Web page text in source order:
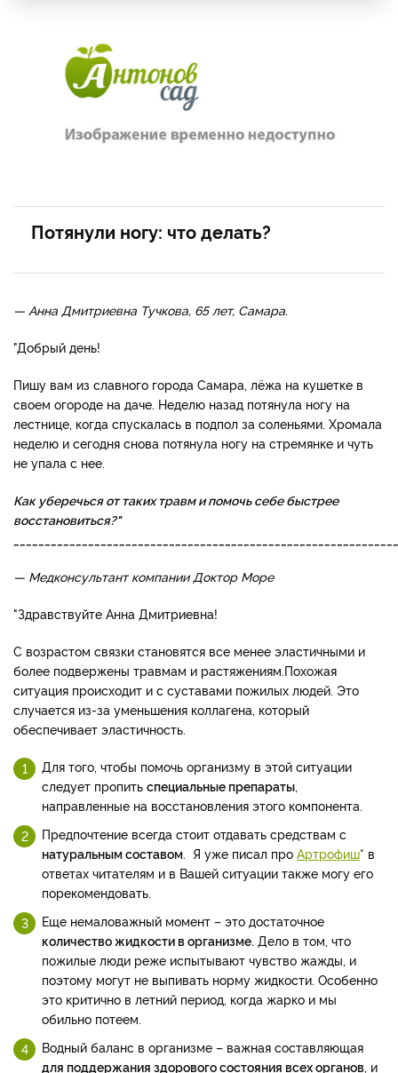
Потянули ногу: что делать?
— Анна Дмитриевна Тучкова, 65 лет, Самара.
"Добрый день!
Пишу вам из славного города Самара, лёжа на кушетке в
своем огороде на даче. Неделю назад потянула ногу на
лестнице, когда спускалась в подпол за соленьями. Хромала
неделю и сегодня снова потянула ногу на стремянке и чуть
не упала с нее.
Как уберечься от таких травм и помочь себе быстрее
восстановиться?"
— Медконсультант компании Доктор Море
"Здравствуйте Анна Дмитриевна!
С возрастом связки становятся все менее эластичными и
более подвержены травмам и растяжениям.Похожая
ситуация происходит и с суставами пожилых людей. Это
случается из-за уменьшения коллагена, который
обеспечивает эластичность.
Для того, чтобы помочь организму в этой ситуации
следует пропить специальные препараты
направленные на восстановления этого компонента.
Предпочтение всегда стоит отдавать средствам с
натуральным составом . Я уже писал про Артрофиш* в
ответах читателям и в Вашей ситуации также могу его
порекомендовать.
Еще немаловажный момент – это достаточное
количество жидкости в организме. Дело в том, что
пожилые люди реже испытывают чувство жажды, и
поэтому могут не выпивать норму жидкости. Особенно
это критично в летний период, когда жарко и мы
обильно потеем.
Водный баланс в организме – важная составляющая
для поддержания здорового состояния всех органов , и